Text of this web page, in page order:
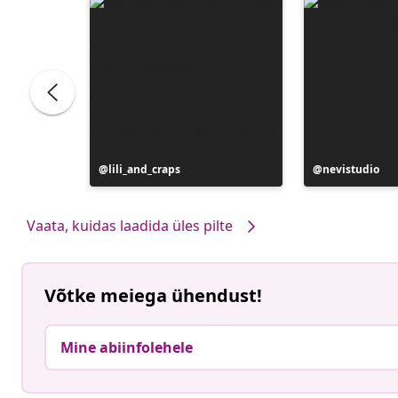
Postitus
avaldatud
lili_and_craps
Postitus
avaldatud
nevistudio
Vaata, kuidas laadida üles pilte
Võtke meiega ühendust!
Mine abiinfolehele